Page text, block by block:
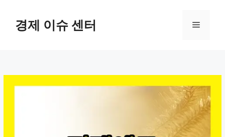
경제 이슈 센터 메